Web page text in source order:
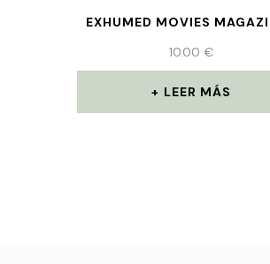
EXHUMED MOVIES
10.00 €
LEER MÁS